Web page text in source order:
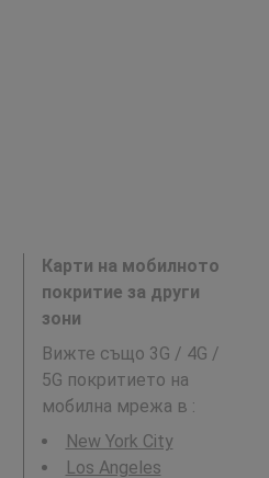
Карти на мобилното
покритие за други
зони
Вижте също 3G / 4G /
5G покритието на
мобилна мрежа в :
New York City
Los Angeles